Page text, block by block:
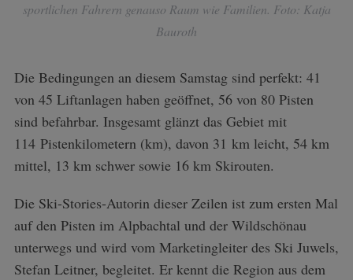
sportlichen Fahrern genauso Raum wie Familien. Foto: Katja
Bauroth
Die Bedingungen an diesem Samstag sind perfekt: 41
von 45 Liftanlagen haben geöffnet, 56 von 80 Pisten
sind befahrbar. Insgesamt glänzt das Gebiet mit
114 Pistenkilometern (km), davon 31 km leicht, 54 km
mittel, 13 km schwer sowie 16 km Skirouten.
Die Ski-Stories-Autorin dieser Zeilen ist zum ersten Mal
auf den Pisten im Alpbachtal und der Wildschönau
unterwegs und wird vom Marketingleiter des Ski Juwels,
Stefan Leitner, begleitet. Er kennt die Region aus dem